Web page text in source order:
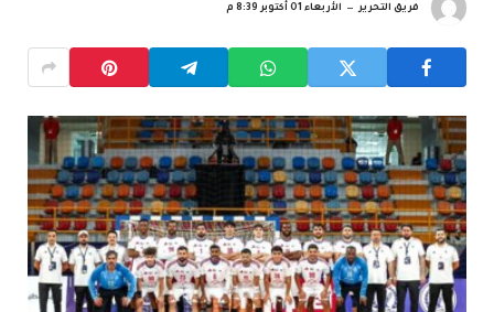
فريق التحرير الأربعاء 01 أكتوبر 8:39 م